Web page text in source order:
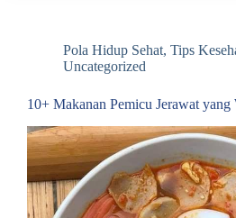
Pola Hidup Sehat, Tips
Uncategorized
10+ Makanan Pemicu Jerawat